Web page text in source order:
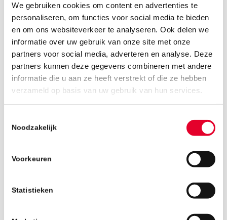
We gebruiken cookies om content en advertenties te
personaliseren, om functies voor social media te bieden
en om ons websiteverkeer te analyseren. Ook delen we
informatie over uw gebruik van onze site met onze
partners voor social media, adverteren en analyse. Deze
partners kunnen deze gegevens combineren met andere
informatie die u aan ze heeft verstrekt of die ze hebben
verzameld op basis van uw gebruik van hun services.
Noodzakelijk
Voorkeuren
Statistieken
21 januari 2025